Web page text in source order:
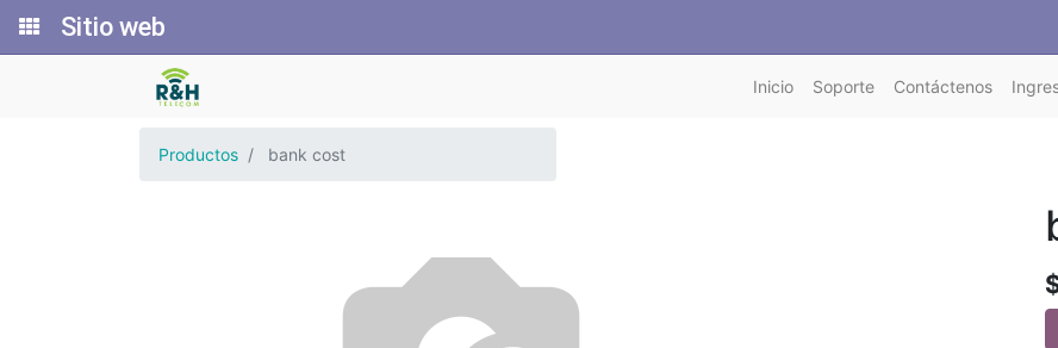
Sitio web
Inicio Soporte Contáctenos
Productos bank cost